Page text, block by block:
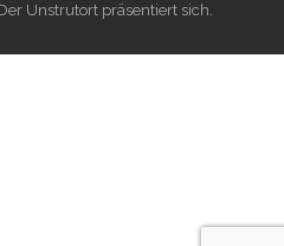
Unstrutort präsentiert sich.